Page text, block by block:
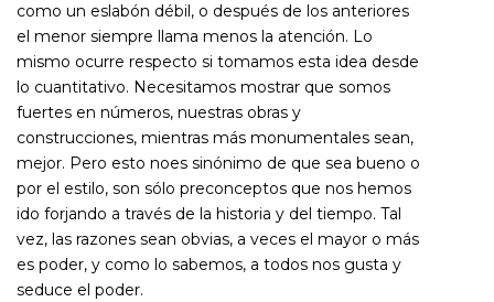
como un eslabón débil, o después de los anteriores
el menor siempre llama menos la atención. Lo
mismo ocurre respecto si tomamos esta idea desde
lo cuantitativo. Necesitamos mostrar que somos
fuertes en números, nuestras obras y
construcciones, mientras más monumentales sean,
mejor. Pero esto noes sinónimo de que sea bueno o
por el estilo, son sólo preconceptos que nos hemos
ido forjando a través de la historia y del tiempo. Tal
vez, las razones sean obvias, a veces el mayor o más
es poder, y como lo sabemos, a todos nos gusta y
seduce el poder.